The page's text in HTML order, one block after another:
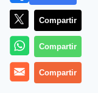
El presidente del
Compartir
Compartir
Compartir